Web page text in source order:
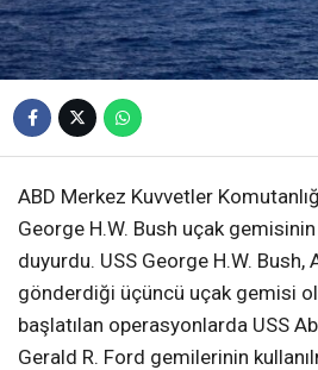
ABD Merkez Kuvvetler
George H.W. Bush uçak gemisinin
duyurdu. USS George H.W. Bush,
gönderdiği üçüncü uçak gemisi
başlatılan operasyonlarda USS
Gerald R. Ford gemilerinin